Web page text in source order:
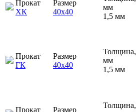
Прокат
ХК
Размер
40х40
мм
1,5 мм
Прокат
ГК
Размер
40х40
Толщина,
мм
1,5 мм
Прокат
Размер
Толщина,